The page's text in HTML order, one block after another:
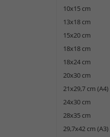
10x15 cm
13x18 cm
15x20 cm
18x18 cm
18x24 cm
20x30 cm
21x29,7 cm (A4)
24x30 cm
28x35 cm
29,7x42 cm (A3)